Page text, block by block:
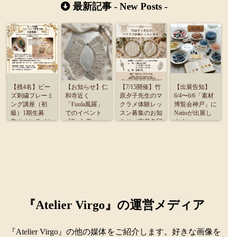
最新記事 - New Posts -
【残4名】ビー
ズ刺繍フレーミ
ング講座（初
級）1期生募
集！オンライン
【お知らせ】仁
和寺近く
「Fuula風羅」
でのイベント
『Fuula Time』
【7/15開催】竹
原夕子先生のマ
クラメ体験レッ
スン募集のお知
らせ（定員各回
【出展告知】
6/4〜6/6「素材
博覧会神戸」に
Natioが出展し
ます
『Atelier Virgo』の運営メディア
『Atelier Virgo』の他の媒体をご紹介します。好きな画像を